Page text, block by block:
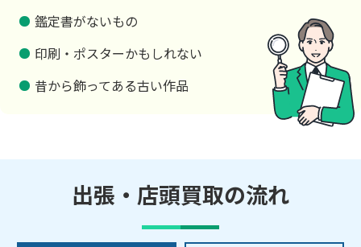
鑑定書がないもの
印刷・ポスターかもしれない
昔から飾ってある古い作品
出張・店頭買取の流れ